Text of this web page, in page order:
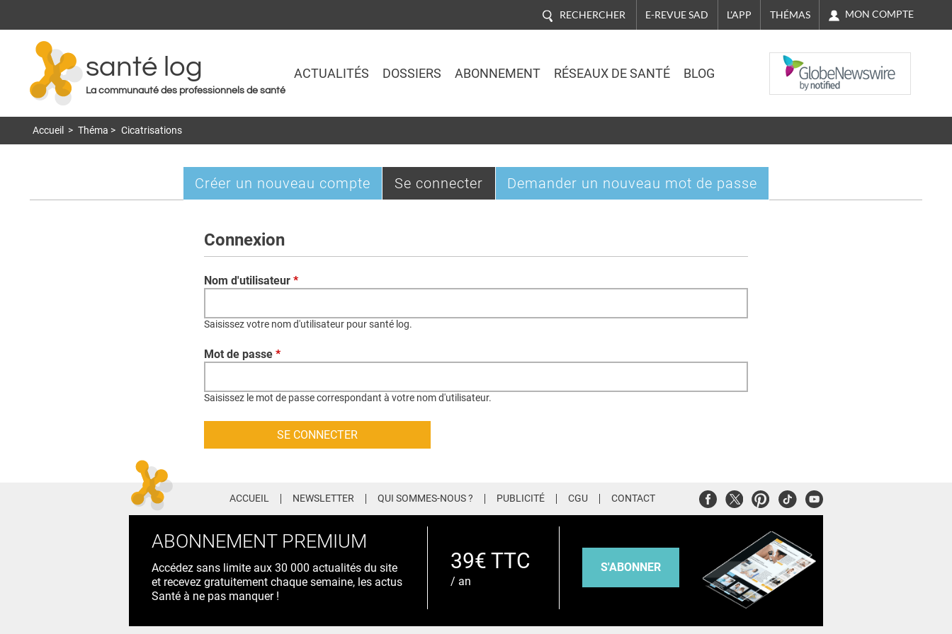
RECHERCHER E-REVUE SAD L'APP THÉMAS MON COMPTE
santé log
La communauté des professionnels de santé
ACTUALITÉS DOSSIERS ABONNEMENT RÉSEAUX DE SANTÉ BLOG
NASDAQ
Accueil > Théma > Cicatrisations
Onglets
Créer un nouveau compte Se connecter (onglet
actif)
Demander un nouveau mot de passe
Connexion
Nom d'utilisateur *
Saisissez votre nom d'utilisateur pour santé log.
Mot de passe *
Saisissez le mot de passe correspondant à votre nom d'utilisateur.
ACCUEIL NEWSLETTER QUI SOMMES-NOUS ? PUBLICITÉ CGU CONTACT FacebookTwitterPinterest
TiktokYoutube
ABONNEMENT PREMIUM
Accédez sans limite aux 30 000 actualités du site
et recevez gratuitement chaque semaine, les actus
Santé à ne pas manquer !
39€ TTC
/ an
S'ABONNER